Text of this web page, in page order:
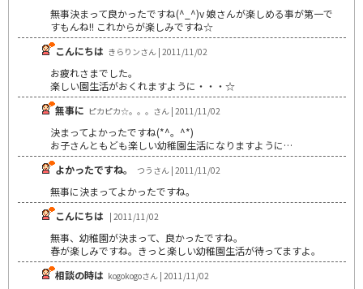
無事決まって良かったですね(^_^)v 娘さんが楽しめる事が第一で
すもんね!! これからが楽しみですね☆
こんにちは きらりンさん | 2011/11/02
お疲れさまでした。
楽しい園生活がおくれますように・・・☆
無事に ピカピカ☆。。。さん | 2011/11/02
決まってよかったですね(*^。^*)
お子さんともども楽しい幼稚園生活になりますように…
よかったですね。
つうさん | 2011/11/02
無事に決まってよかったですね。
こんにちは | 2011/11/02
無事、幼稚園が決まって、良かったですね。
春が楽しみですね。きっと楽しい幼稚園生活が待ってますよ。
相談の時は kogokogoさん | 2011/11/02